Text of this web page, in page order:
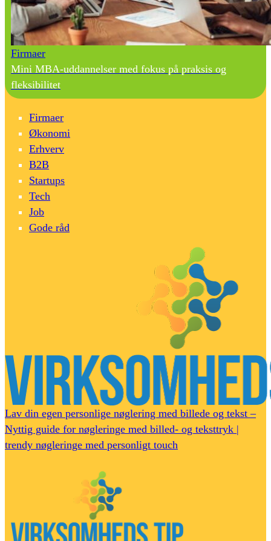
Firmaer
Mini MBA-uddannelser med fokus på praksis og
fleksibilitet
Firmaer
Økonomi
Erhverv
B2B
Startups
Tech
Job
Gode råd
Lav din egen personlige nøglering med billede og tekst –
Nyttig guide for nøgleringe med billed- og teksttryk |
trendy nøgleringe med personligt touch